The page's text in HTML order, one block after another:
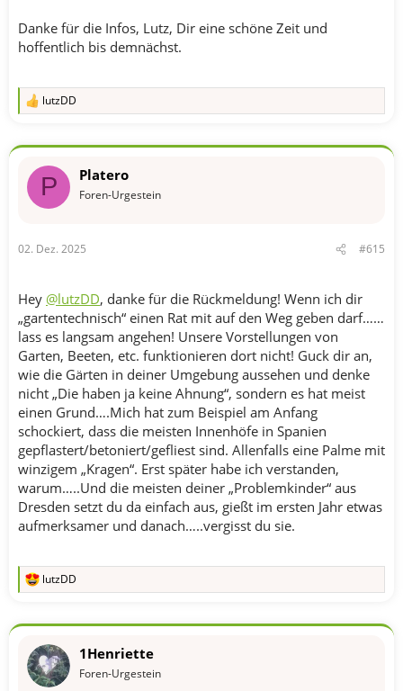
Danke für die Infos, Lutz, Dir eine schöne Zeit und
hoffentlich bis demnächst.
R
k
o
:
lutzDD
P Platero
Foren-Urgestein
02. Dez. 2025 #615
Hey @lutzDD, danke für die Rückmeldung! Wenn ich dir
„gartentechnisch“ einen Rat mit auf den Weg geben darf……
lass es langsam angehen! Unsere Vorstellungen von
Garten, Beeten, etc. funktionieren dort nicht! Guck dir an,
wie die Gärten in deiner Umgebung aussehen und denke
nicht „Die haben ja keine Ahnung“, sondern es hat meist
einen Grund….Mich hat zum Beispiel am Anfang
schockiert, dass die meisten Innenhöfe in Spanien
gepflastert/betoniert/gefliest sind. Allenfalls eine Palme mit
winzigem „Kragen“. Erst später habe ich verstanden,
warum…..Und die meisten deiner „Problemkinder“ aus
Dresden setzt du da einfach aus, gießt im ersten Jahr etwas
aufmerksamer und danach…..vergisst du sie.
R
k
o
lutzDD
1Henriette
Foren-Urgestein